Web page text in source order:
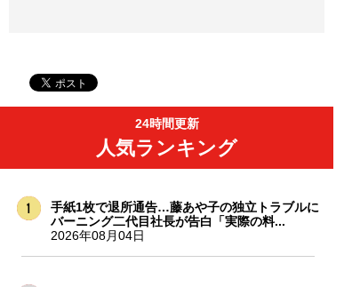
24時間更新
人気ランキング
手紙1枚で退所通告…藤あや子の独立トラブルに
バーニング二代目社長が告白「実際の料...
2026年08月04日